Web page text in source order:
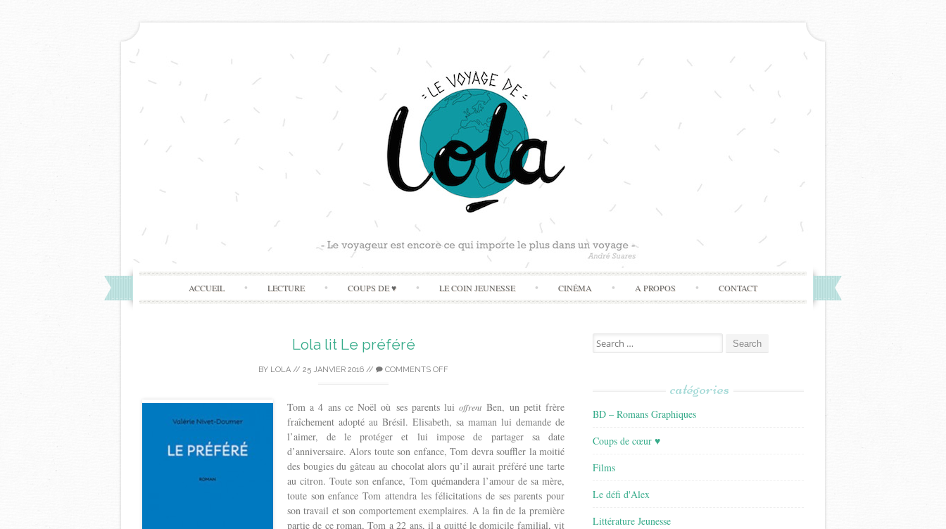
Skip
to
ACCUEIL LECTURE COUPS DE ♥ LE COIN JEUNESSE CINÉMA A PROPOS CONTACT
Lola lit Le préféré
BY LOLA // 25 JANVIER 2016 // COMMENTS OFF
Tom a 4 ans ce Noël où ses parents luioffrentBen, un petit frère
fraîchement adopté au Brésil. Elisabeth, sa maman lui demande de
l’aimer, de le protéger et lui impose de partager sa date
d’anniversaire. Alors toute son enfance, Tom devra souffler la moitié
des bougies du gâteau au chocolat alors qu’il aurait préféré une tarte
au citron. Toute son enfance, Tom quémandera l’amour de sa mère,
toute son enfance Tom attendra les félicitations de ses parents pour
son travail et son comportement exemplaires. A la fin de la première
partie de ce roman, Tom a 22 ans, il a quitté le domicile familial, vit
Search
for:
catégories
BD – Romans Graphiques
Coups de cœur ♥
Films
Le défi d'Alex
Littérature Jeunesse